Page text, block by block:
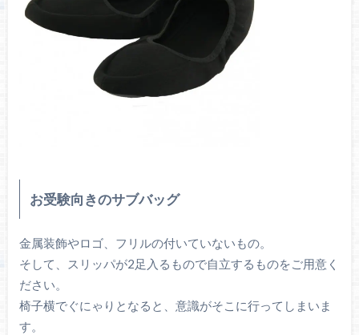
お受験向きのサブバッグ
金属装飾やロゴ、フリルの付いていないもの。
そして、スリッパが2足入るもので自立するものをご用意く
ださい。
椅子横でぐにゃりとなると、意識がそこに行ってしまいま
す。